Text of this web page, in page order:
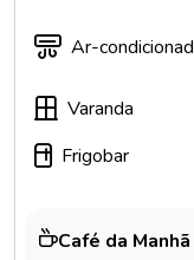
Ar-
Varanda
Frigobar
Café da Manhã